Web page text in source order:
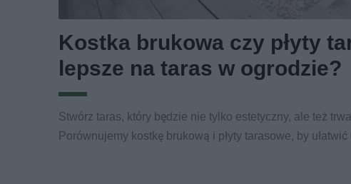
Kostka brukowa czy płyty
lepsze na taras w ogrodzie?
Stwórz taras, który będzie nie tylko estetyczny, ale też
Porównujemy kostkę brukową i płyty tarasowe, by ułatwić